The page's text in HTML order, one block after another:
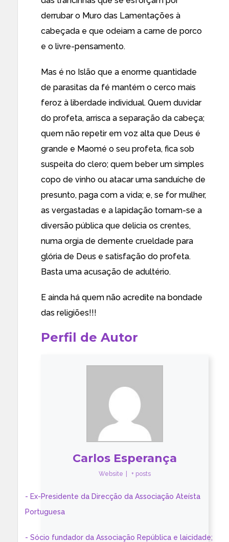
derrubar o Muro das Lamentações à
cabeçada e que odeiam a carne de porco
e o livre-pensamento.
Mas é no Islão que a enorme quantidade
de parasitas da fé mantém o cerco mais
feroz à liberdade individual. Quem duvidar
do profeta, arrisca a separação da cabeça;
quem não repetir em voz alta que Deus é
grande e Maomé o seu profeta, fica sob
suspeita do clero; quem beber um simples
copo de vinho ou atacar uma sanduíche de
presunto, paga com a vida; e, se for mulher,
as vergastadas e a lapidação tornam-se a
diversão pública que delicia os crentes,
numa orgia de demente crueldade para
glória de Deus e satisfação do profeta.
Basta uma acusação de adultério.
E ainda há quem não acredite na bondade
das religiões!!!
Perfil de Autor
Carlos Esperança
Website + posts
- Ex-Presidente da Direcção da Associação Ateísta
Portuguesa
- Sócio fundador da Associação República e laicidade;